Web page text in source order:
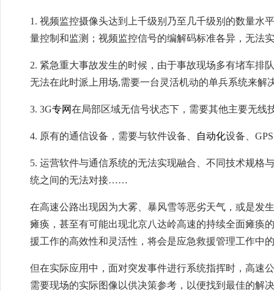
1. 视频监控摄像头达到上千级别乃至几千级别的数量水
量控制和监测；视频监控信号的编解码标准各异，无法
2. 紧急重大事故发生的时候，由于事故现场多有堵车排
无法在此时派上用场,需要一台灵活机动的单兵系统来解
3. 3G专网在局部区域无信号状态下，需要其他主要无线
4. 原有的通信设备，需要与软件设备、 自动化设备、
5. 运营软件与通信系统的无法实现融合、不同技术规格
统之间的无法对接……
在高速公路出现因为大雾、暴风雪等恶劣天气，或是发
瘫痪，甚至有可能出现北京八达岭高速的持续全面瘫痪
援工作的高效性和灵活性，将会是应急救援管理工作中
但在实际应用中，面对突发事件进行系统指挥时，高速
需要现场的实际图像以供决策参考，以便找到最佳的解